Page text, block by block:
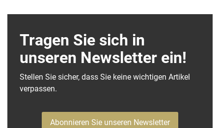
Tragen Sie sich in
unseren Newsletter ein!
Stellen Sie sicher, dass Sie keine wichtigen Artikel
verpassen.
Abonnieren Sie unseren Newsletter